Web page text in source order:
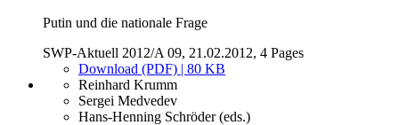
Putin und die nationale Frage
SWP-Aktuell 2012/A 09, 21.02.2012, 4 Pages
Download (PDF) | 80 KB
Reinhard Krumm
Sergei Medvedev
Hans-Henning Schröder (eds.)